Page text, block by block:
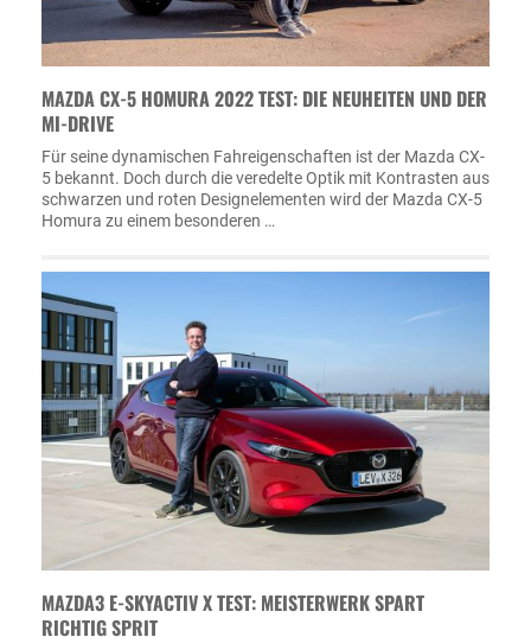
MAZDA CX-5 HOMURA 2022 TEST: DIE NEUHEITEN UND DER
MI-DRIVE
Für seine dynamischen Fahreigenschaften ist der Mazda CX-
5 bekannt. Doch durch die veredelte Optik mit Kontrasten aus
schwarzen und roten Designelementen wird der Mazda CX-5
Homura zu einem besonderen …
MAZDA3 E-SKYACTIV X TEST: MEISTERWERK SPART
RICHTIG SPRIT